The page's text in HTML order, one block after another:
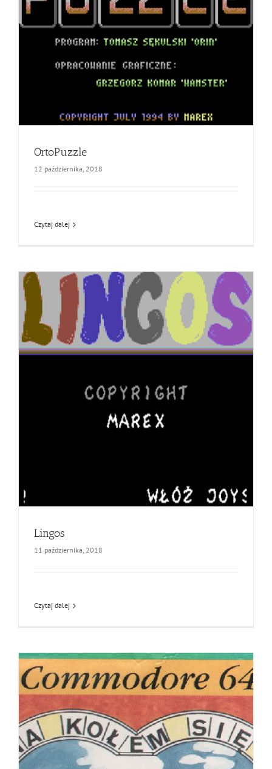
OrtoPuzzle
12 października, 2018
Czytaj dalej
Lingos
11 października, 2018
Czytaj dalej